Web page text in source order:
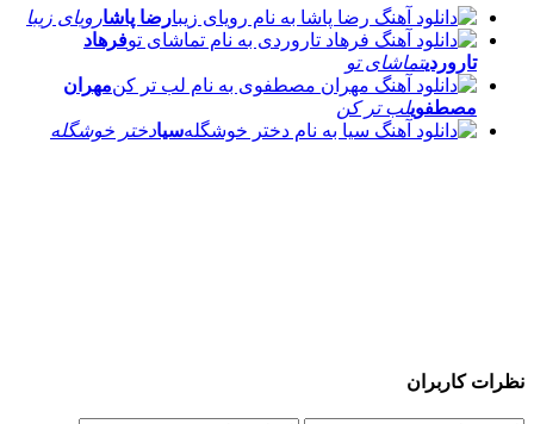
رضا پاشارویای زیبا
فرهاد
تاروردیتماشای تو
مهران
مصطفویلب تر کن
سیادختر خوشگله
نظرات کاربران